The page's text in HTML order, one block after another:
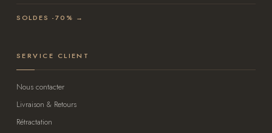
SOLDES -70% →
SERVICE CLIENT
Nous contacter
Livraison & Retours
Rétractation